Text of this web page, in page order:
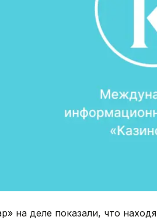
на деле показали, что